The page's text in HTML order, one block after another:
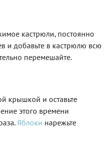
кастрюли, постоянно
и добавьте в кастрюлю всю
перемешайте.
крышкой и оставьте
этого времени
Яблоки нарежьте